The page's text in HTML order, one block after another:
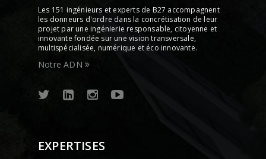
Les 151 ingénieurs et experts de B27 accompagnent
les donneurs d'ordre dans la concrétisation de leur
projet par une ingénierie responsable, citoyenne et
innovante fondée sur une vision transversale,
multispécialisée, numérique et éco innovante.
Notre ADN
EXPERTISES